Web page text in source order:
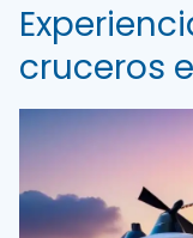
cruceros